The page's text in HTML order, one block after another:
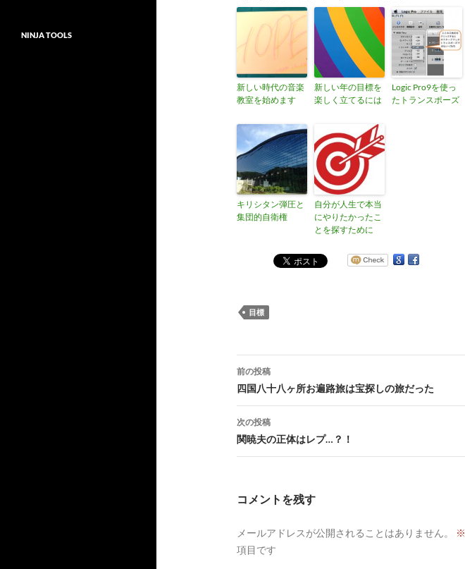
新しい時代の音楽
教室を始めます
新しい年の目標を
楽しく立てるには
Logic Pro9を使っ
たトランスポーズ
キリシタン弾圧と
集団的自衛権
自分が人生で本当
にやりたかったこ
とを探すために
目標
投
稿
ナ
ビ
ゲ
ョ
前の投稿
四国八十八ヶ所お遍路旅は宝探しの旅だった
次の投稿
関暁夫の正体はレプ…？！
コメントを残す
メールアドレスが公開されることはありません。 ※
項目です
NINJA TOOLS